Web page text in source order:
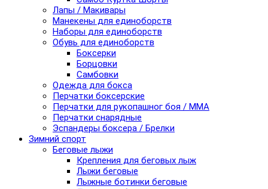
Лапы / Макивары
Манекены для единоборств
Наборы для единоборств
Обувь для единоборств
Боксерки
Борцовки
Самбовки
Одежда для бокса
Перчатки боксерские
Перчатки для рукопашног боя / ММА
Перчатки снарядные
Эспандеры боксера / Брелки
Зимний спорт
Беговые лыжи
Крепления для беговых лыж
Лыжи беговые
Лыжные ботинки беговые